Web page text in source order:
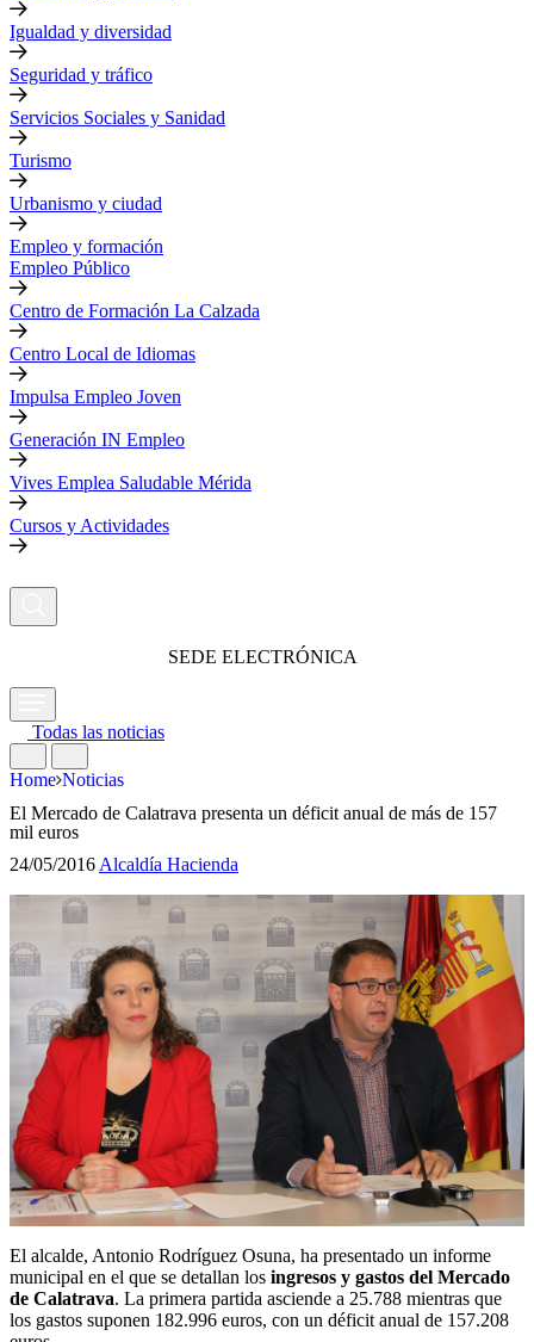
Igualdad y diversidad
Seguridad y tráfico
Servicios Sociales y Sanidad
Turismo
Urbanismo y ciudad
Empleo y formación
Empleo Público
Centro de Formación La Calzada
Centro Local de Idiomas
Impulsa Empleo Joven
Generación IN Empleo
Vives Emplea Saludable Mérida
Cursos y Actividades
SEDE ELECTRÓNICA
Todas las noticias
Home Noticias
El Mercado de Calatrava presenta un déficit anual de más de 157
mil euros
24/05/2016Alcaldía Hacienda
El alcalde, Antonio Rodríguez Osuna, ha presentado un informe
municipal en el que se detallan los ingresos y gastos del Mercado
de Calatrava. La primera partida asciende a 25.788 mientras que
los gastos suponen 182.996 euros, con un déficit anual de 157.208